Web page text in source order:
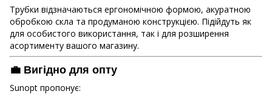
Трубки відзначаються ергономічною формою, акуратною
обробкою скла та продуманою конструкцією. Підійдуть як
для особистого використання, так і для розширення
асортименту вашого магазину.
💼 Вигідно для опту
Sunopt пропонує: